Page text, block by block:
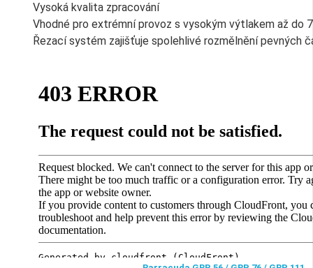
Vysoká kvalita zpracování
Vhodné pro extrémní provoz s vysokým výtlakem až do
Řezací systém zajišťuje spolehlivé rozmělnění pevných